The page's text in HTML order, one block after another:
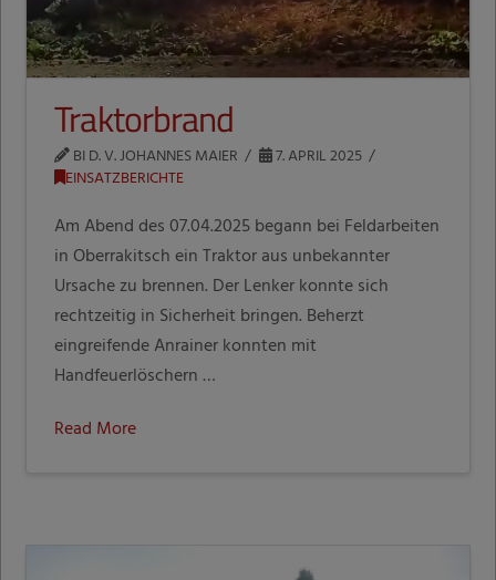
Traktorbrand
BI D. V. JOHANNES MAIER
7. APRIL 2025
EINSATZBERICHTE
Am Abend des 07.04.2025 begann bei Feldarbeiten
in Oberrakitsch ein Traktor aus unbekannter
Ursache zu brennen. Der Lenker konnte sich
rechtzeitig in Sicherheit bringen. Beherzt
eingreifende Anrainer konnten mit
Handfeuerlöschern …
Read More